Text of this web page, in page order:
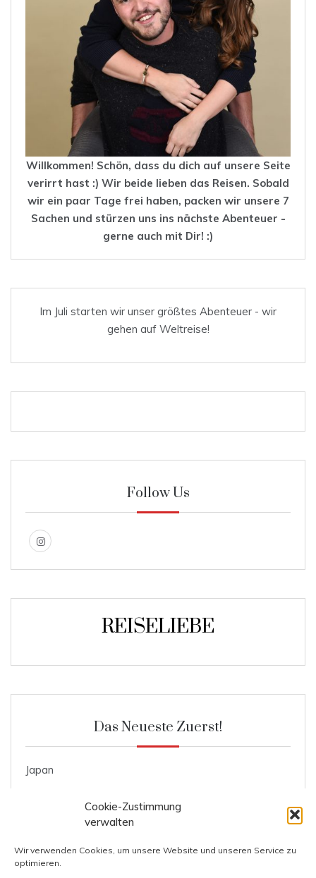
Cookie-Zustimmung
verwalten
Wir verwenden Cookies, um unsere Website und unseren Service zu
optimieren.
Willkommen! Schön, dass du dich auf unsere Seite
verirrt hast :) Wir beide lieben das Reisen. Sobald
wir ein paar Tage frei haben, packen wir unsere 7
Sachen und stürzen uns ins nächste Abenteuer -
gerne auch mit Dir! :)
Im Juli starten wir unser größtes Abenteuer - wir
gehen auf Weltreise!
Follow Us
REISELIEBE
Das Neueste Zuerst!
Japan
Ente mit Knödel und Blaukraut
Kosten Prag
Kosten Italien